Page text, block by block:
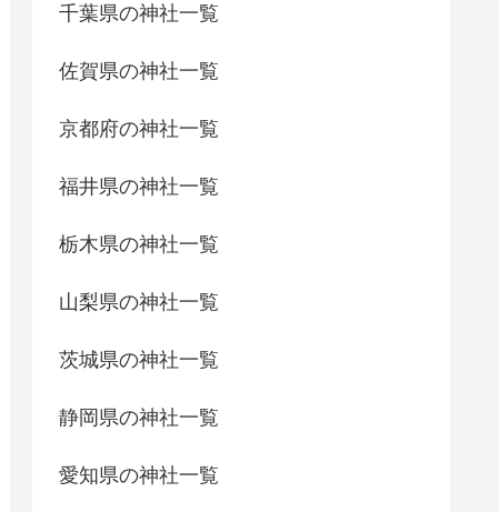
千葉県の神社一覧
佐賀県の神社一覧
京都府の神社一覧
福井県の神社一覧
栃木県の神社一覧
山梨県の神社一覧
茨城県の神社一覧
静岡県の神社一覧
愛知県の神社一覧